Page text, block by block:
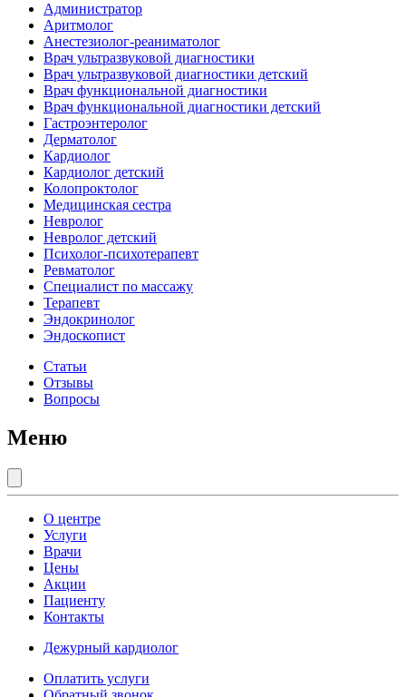
Администратор
Аритмолог
Анестезиолог-реаниматолог
Врач ультразвуковой диагностики
Врач ультразвуковой диагностики детский
Врач функциональной диагностики
Врач функциональной диагностики детский
Гастроэнтеролог
Дерматолог
Кардиолог
Кардиолог детский
Колопроктолог
Медицинская сестра
Невролог
Невролог детский
Психолог-психотерапевт
Ревматолог
Специалист по массажу
Терапевт
Эндокринолог
Эндоскопист
Статьи
Отзывы
Вопросы
Меню
О центре
Услуги
Врачи
Цены
Акции
Пациенту
Контакты
Дежурный кардиолог
Оплатить услуги